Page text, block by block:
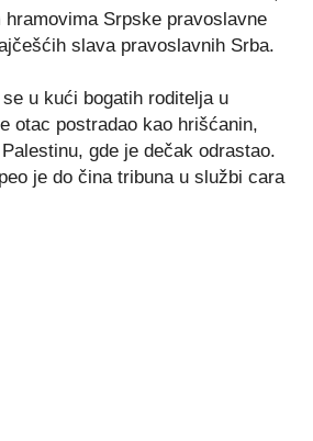
Srpske pravoslavne
slava pravoslavnih Srba.
u kući bogatih roditelja u
otac postradao kao hrišćanin,
gde je dečak odrastao.
je do čina tribuna u službi cara